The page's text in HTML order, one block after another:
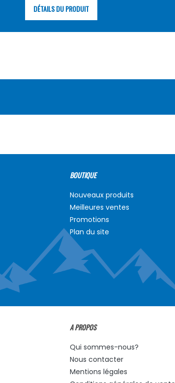
DÉTAILS DU PRODUIT
BOUTIQUE
Nouveaux produits
Meilleures ventes
Promotions
Plan du site
A PROPOS
Qui sommes-nous?
Nous contacter
Mentions légales